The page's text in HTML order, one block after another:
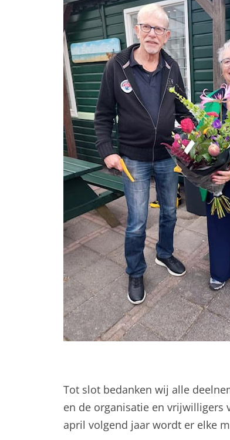
Tot slot bedanken wij alle
en de organisatie en vrijwilligers
april volgend jaar wordt er elke